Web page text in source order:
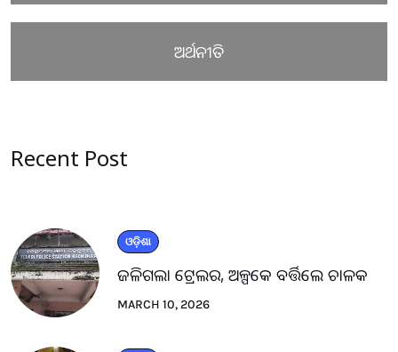
ଅର୍ଥନୀତି
Recent Post
ଓଡ଼ିଶା
ଜଳିଗଲା ଟ୍ରେଲର, ଅଳ୍ପକେ ବର୍ତ୍ତିଲେ ଚାଳକ
MARCH 10, 2026